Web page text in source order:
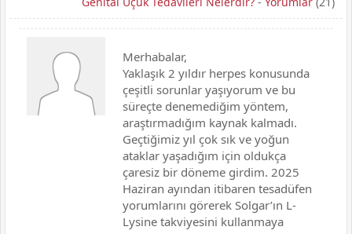
Merhabalar,
Yaklaşık 2 yıldır herpes konusunda
çeşitli sorunlar yaşıyorum ve bu
süreçte denemediğim yöntem,
araştırmadığım kaynak kalmadı.
Geçtiğimiz yıl çok sık ve yoğun
ataklar yaşadığım için oldukça
çaresiz bir döneme girdim. 2025
Haziran ayından itibaren tesadüfen
yorumlarını görerek Solgar’ın L-
Lysine takviyesini kullanmaya